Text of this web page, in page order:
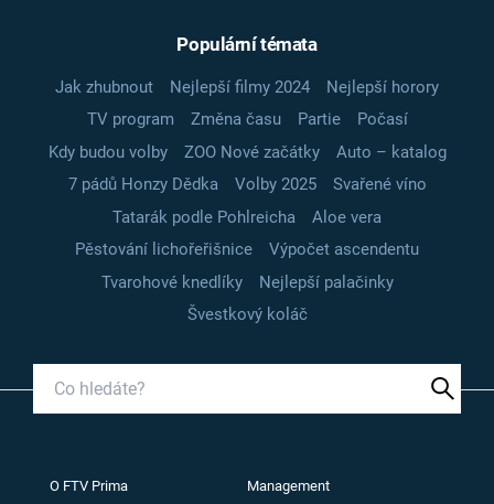
Populární témata
Jak zhubnout Nejlepší filmy 2024
Nejlepší horory
TV program
Změna času Partie
Počasí
Kdy budou volby
ZOO Nové začátky
Auto – katalog
7 pádů Honzy Dědka
Volby 2025
Svařené víno
Tatarák podle Pohlreicha
Aloe vera
Pěstování lichořeřišnice
Výpočet ascendentu
Tvarohové knedlíky
Nejlepší palačinky
Švestkový koláč
O FTV Prima Management